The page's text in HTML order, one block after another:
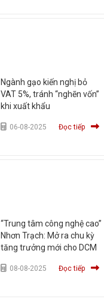
Ngành gạo kiến nghị bỏ
VAT 5%, tránh “nghẽn vốn”
khi xuất khẩu
06-08-2025 Đọc tiếp
“Trung tâm công nghệ cao”
Nhơn Trạch: Mở ra chu kỳ
tăng trưởng mới cho DCM
08-08-2025 Đọc tiếp